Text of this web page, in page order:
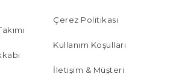
Çerez Politikası
Kullanım Koşulları
İletişim & Müşteri